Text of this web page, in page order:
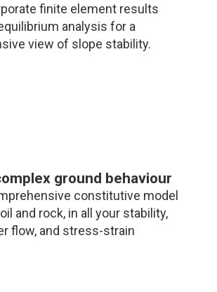
finite element results
analysis for a
view of slope stability.
ground behaviour
constitutive model
and rock, in all your stability,
flow, and stress-strain